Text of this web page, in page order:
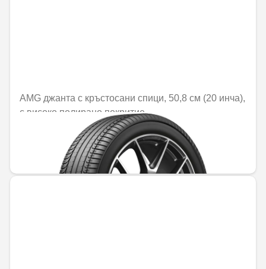
AMG джанта с кръстосани спици, 50,8 см (20 инча),
с високо полирано покритие
Не е налично онлайн
1421,84 € / 2780,89 лв.